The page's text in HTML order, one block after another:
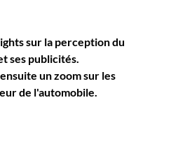
sur la perception du
ses publicités.
un zoom sur les
de l'automobile.